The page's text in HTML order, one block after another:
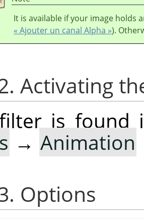
It is available if your image holds
« Ajouter un canal Alpha »).
Activating
is found
→ Animation
Options